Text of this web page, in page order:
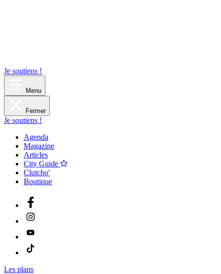
Je soutiens !
Menu
Fermer
Je soutiens !
Agenda
Magazine
Articles
City Guide
Clutcho'
Boutique
Les plans